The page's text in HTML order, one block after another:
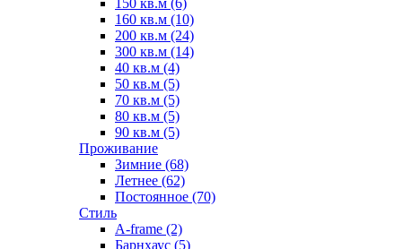
150 кв.м (6)
160 кв.м (10)
200 кв.м (24)
300 кв.м (14)
40 кв.м (4)
50 кв.м (5)
70 кв.м (5)
80 кв.м (5)
90 кв.м (5)
Проживание
Зимние (68)
Летнее (62)
Постоянное (70)
Стиль
A-frame (2)
Барнхаус (5)